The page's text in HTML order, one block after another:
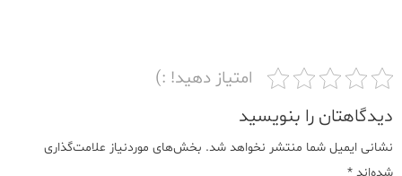
امتیاز دهید! :)
دیدگاهتان را بنویسید
نشانی ایمیل شما منتشر نخواهد شد. بخش‌های موردنیاز علامت‌گذاری